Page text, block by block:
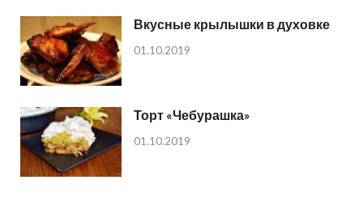
Вкусные крылышки в духовке
01.10.2019
Торт «Чебурашка»
01.10.2019